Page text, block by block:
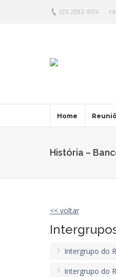
(21) 2532-5174
Home
História –
<< voltar
Intergrupo do
Intergrupo do